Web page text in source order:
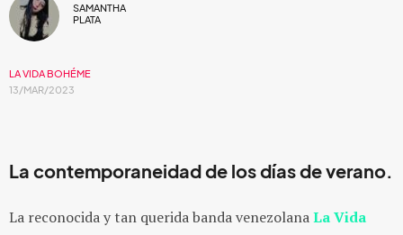
SAMANTHA
PLATA
LA VIDA BOHÉME
13/MAR/2023
La contemporaneidad de los días de verano.
La reconocida y tan querida banda venezolanaLa Vida